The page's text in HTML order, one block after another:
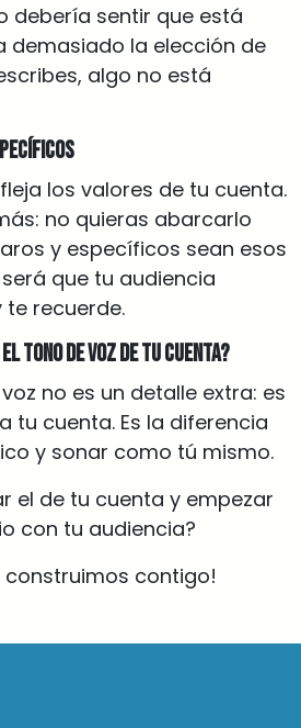
debería sentir que está
demasiado la elección de
algo no está
los valores de tu cuenta.
no quieras abarcarlo
y específicos sean esos
que tu audiencia
recuerde.
tono de voz de tu cuenta?
no es un detalle extra: es
tu cuenta. Es la diferencia
y sonar como tú mismo.
el de tu cuenta y empezar
con tu audiencia?
construimos contigo!